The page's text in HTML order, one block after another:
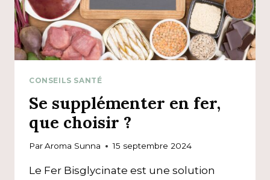
CONSEILS SANTÉ
Se supplémenter en fer,
que choisir ?
ParAroma Sunna 15 septembre 2024
Le Fer Bisglycinate est une solution